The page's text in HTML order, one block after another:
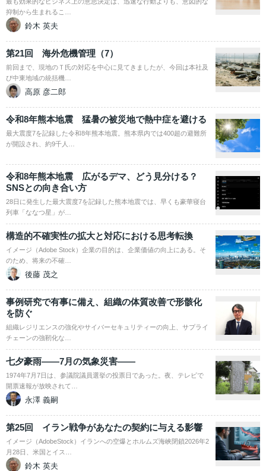
抑制から生まれるこ…
鈴木 英夫
第21回 海外危機管理（7）
前回まで、現地のＴ氏の対応を中心に見てきましたが、今回は本社及
び中東地域の統括機…
高原 彦二郎
令和8年熊本地震 猛暑の被災地で熱中症を避ける
最大震度7を記録した令和8年熊本地震。熊本県内では400超の避難所
が開設され、約9千人…
令和8年熊本地震 広がるデマ、どう見分ける？
SNSとの向き合い方
28日に発生した最大震度7を記録した熊本地震では、早くも豪華寝台
列車「ななつ星」が…
構造的不確実性の拡大と対応における思考転換
イメージ（Adobe Stock）企業の目的は、企業価値の向上にある。そ
のため、将来の不確…
後藤 茂之
事例研究で有事に備え、組織の体質改善で形骸化
を防ぐ
組織レジリエンスの強化やサイバーセキュリティーの向上、サプライ
チェーンの強靭化な…
七夕豪雨――7月の気象災害――
1974年7月7日は、参議院議員選挙の投票日であった。夜、テレビで
開票速報が放映されて…
永澤 義嗣
第25回 イラン戦争があなたの契約に与える影響
イメージ（AdobeStock）イランへの空爆とホルムズ海峡閉鎖2026年2
月28日、米国とイス…
鈴木 英夫